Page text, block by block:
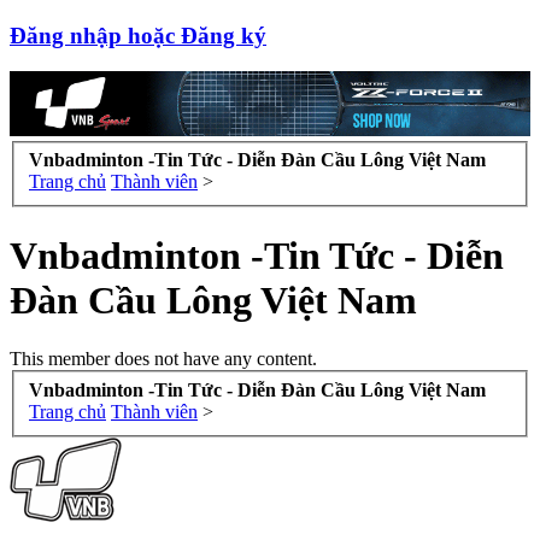
Đăng nhập hoặc Đăng ký
Vnbadminton -Tin Tức - Diễn Đàn Cầu Lông Việt Nam
Trang chủ Thành viên >
Vnbadminton -Tin Tức - Diễn
Đàn Cầu Lông Việt Nam
This member does not have any content.
Vnbadminton -Tin Tức - Diễn Đàn Cầu Lông Việt Nam
Trang chủ Thành viên >